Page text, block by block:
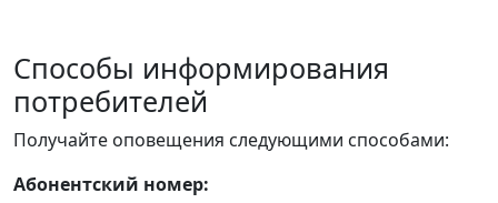
Способы информирования
потребителей
Получайте оповещения следующими способами:
Абонентский номер: